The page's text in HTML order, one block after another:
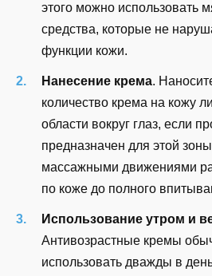
этого можно использовать
средства, которые не
функции кожи.
Нанесение крема.
количество крема на кожу
области вокруг глаз, если
предназначен для этой
массажными движениями
по коже до полного
Использование утром и
Антивозрастные кремы
использовать дважды в